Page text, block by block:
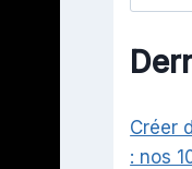
Créer
: nos